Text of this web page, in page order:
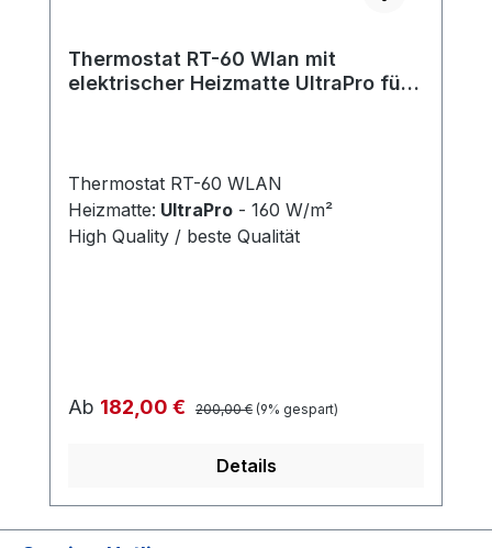
Thermostat RT-60 Wlan mit
elektrischer Heizmatte UltraPro für
Thermostat RT-60 WLAN
Heizmatte: UltraPro - 160 W/m²
High Quality / beste Qualität
Verkaufspreis:
Ab 182,00 € Regulärer Preis:
200,00 € (9% gespart)
Details